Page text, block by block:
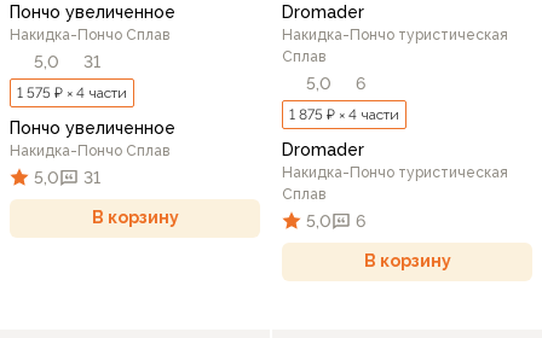
Пончо увеличенное
Накидка-Пончо Сплав
5,0 31
1 575 ₽ × 4 части
Пончо увеличенное
Накидка-Пончо Сплав
5,0 31
В корзину
Dromader
Накидка-Пончо туристическая
Сплав
5,0 6
1 875 ₽ × 4 части
Dromader
Накидка-Пончо туристическая
Сплав
5,0 6
В корзину